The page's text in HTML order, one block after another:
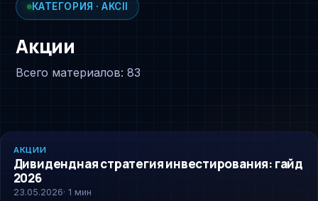
КАТЕГОРИЯ · AKCII
Акции
Всего материалов: 83
AKCII
АКЦИИ
Дивидендная стратегия инвестирования: гайд
2026
23.05.2026· 1 мин